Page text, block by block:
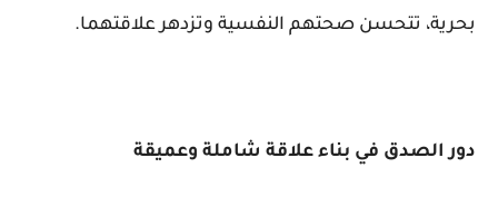
بحرية، تتحسن صحتهم النفسية وتزدهر علاقتهما.
دور الصدق في بناء علاقة شاملة وعميقة